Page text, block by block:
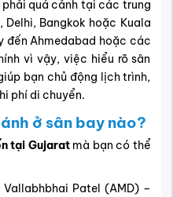
quá cảnh tại các trung
Delhi, Bangkok hoặc Kuala
đến Ahmedabad hoặc các
vì vậy, việc hiểu rõ sân
bạn chủ động lịch trình,
phí di chuyển.
ở sân bay nào?
tại Gujaratmà bạn có thể
Patel (AMD)–